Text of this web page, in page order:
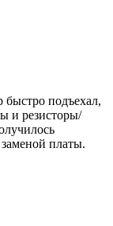
быстро подъехал,
и резисторы/
платы.